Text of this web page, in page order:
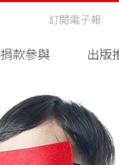
捐款參與 出版
訂閱電子報